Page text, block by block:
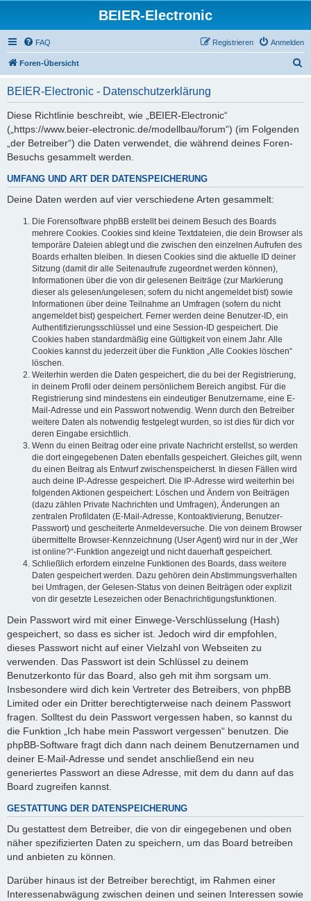
BEIER-Electronic
FAQ Anmelden
Registrieren
Foren-Übersicht
BEIER-Electronic - Datenschutzerklärung
Diese Richtlinie beschreibt, wie „BEIER-Electronic“
(„https://www.beier-electronic.de/modellbau/forum“) (im Folgenden
„der Betreiber“) die Daten verwendet, die während deines Foren-
Besuchs gesammelt werden.
UMFANG UND ART DER DATENSPEICHERUNG
Deine Daten werden auf vier verschiedene Arten gesammelt:
Die Forensoftware phpBB erstellt bei deinem Besuch des Boards
mehrere Cookies. Cookies sind kleine Textdateien, die dein Browser als
temporäre Dateien ablegt und die zwischen den einzelnen Aufrufen des
Boards erhalten bleiben. In diesen Cookies sind die aktuelle ID deiner
Sitzung (damit dir alle Seitenaufrufe zugeordnet werden können),
Informationen über die von dir gelesenen Beiträge (zur Markierung
dieser als gelesen/ungelesen; sofern du nicht angemeldet bist) sowie
Informationen über deine Teilnahme an Umfragen (sofern du nicht
angemeldet bist) gespeichert. Ferner werden deine Benutzer-ID, ein
Authentifizierungsschlüssel und eine Session-ID gespeichert. Die
Cookies haben standardmäßig eine Gültigkeit von einem Jahr. Alle
Cookies kannst du jederzeit über die Funktion „Alle Cookies löschen“
löschen.
Weiterhin werden die Daten gespeichert, die du bei der Registrierung,
in deinem Profil oder deinem persönlichem Bereich angibst. Für die
Registrierung sind mindestens ein eindeutiger Benutzername, eine E-
Mail-Adresse und ein Passwort notwendig. Wenn durch den Betreiber
weitere Daten als notwendig festgelegt wurden, so ist dies für dich vor
deren Eingabe ersichtlich.
Wenn du einen Beitrag oder eine private Nachricht erstellst, so werden
die dort eingegebenen Daten ebenfalls gespeichert. Gleiches gilt, wenn
du einen Beitrag als Entwurf zwischenspeicherst. In diesen Fällen wird
auch deine IP-Adresse gespeichert. Die IP-Adresse wird weiterhin bei
folgenden Aktionen gespeichert: Löschen und Ändern von Beiträgen
(dazu zählen Private Nachrichten und Umfragen), Änderungen an
zentralen Profildaten (E-Mail-Adresse, Kontoaktivierung, Benutzer-
Passwort) und gescheiterte Anmeldeversuche. Die von deinem Browser
übermittelte Browser-Kennzeichnung (User Agent) wird nur in der „Wer
ist online?“-Funktion angezeigt und nicht dauerhaft gespeichert.
Schließlich erfordern einzelne Funktionen des Boards, dass weitere
Daten gespeichert werden. Dazu gehören dein Abstimmungsverhalten
bei Umfragen, der Gelesen-Status von deinen Beiträgen oder explizit
von dir gesetzte Lesezeichen oder Benachrichtigungsfunktionen.
Dein Passwort wird mit einer Einwege-Verschlüsselung (Hash)
gespeichert, so dass es sicher ist. Jedoch wird dir empfohlen,
dieses Passwort nicht auf einer Vielzahl von Webseiten zu
verwenden. Das Passwort ist dein Schlüssel zu deinem
Benutzerkonto für das Board, also geh mit ihm sorgsam um.
Insbesondere wird dich kein Vertreter des Betreibers, von phpBB
Limited oder ein Dritter berechtigterweise nach deinem Passwort
fragen. Solltest du dein Passwort vergessen haben, so kannst du
die Funktion „Ich habe mein Passwort vergessen“ benutzen. Die
phpBB-Software fragt dich dann nach deinem Benutzernamen und
deiner E-Mail-Adresse und sendet anschließend ein neu
generiertes Passwort an diese Adresse, mit dem du dann auf das
Board zugreifen kannst.
GESTATTUNG DER DATENSPEICHERUNG
Du gestattest dem Betreiber, die von dir eingegebenen und oben
näher spezifizierten Daten zu speichern, um das Board betreiben
und anbieten zu können.
Darüber hinaus ist der Betreiber berechtigt, im Rahmen einer
Interessenabwägung zwischen deinen und seinen Interessen sowie